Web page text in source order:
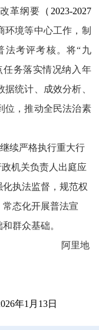
革纲要 （2023-2027
环境等中心工作，制
法考评考核。将“九
任务落实情况纳入年
统计、成效分析、
位，推动全民法治素
继续严格执行重大行
机关负责人出庭应
执法监督，规范权
态化开展普法宣
群众基础。
地
6年1 月 13日